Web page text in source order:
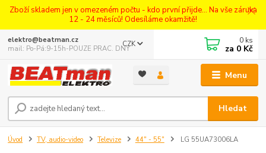
Zboží skladem jen v omezeném počtu - kdo první přijde... Na vše záruka
12 - 24 měsíců! Odesíláme okamžitě!
Menu
CZK
Hledat
elektro@beatman.cz
mail: Po-Pá:9-15h-POUZE PRAC. DNY
0 ks
za 0 Kč
Úvod TV, audio-video Televize 44" - 55" LG 55UA73006LA